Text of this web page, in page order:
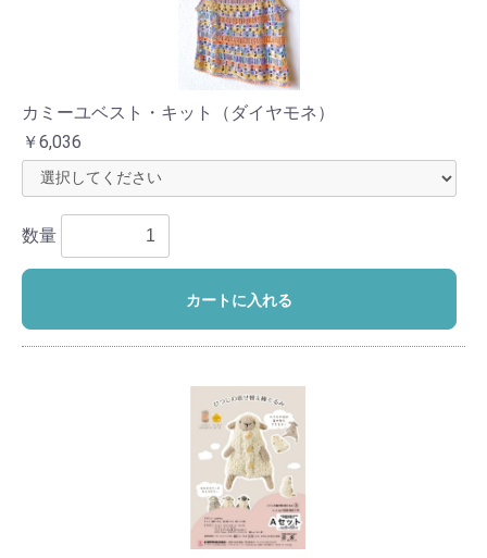
カミーユベスト・キット（ダイヤモネ）
￥6,036
数量
カートに入れる